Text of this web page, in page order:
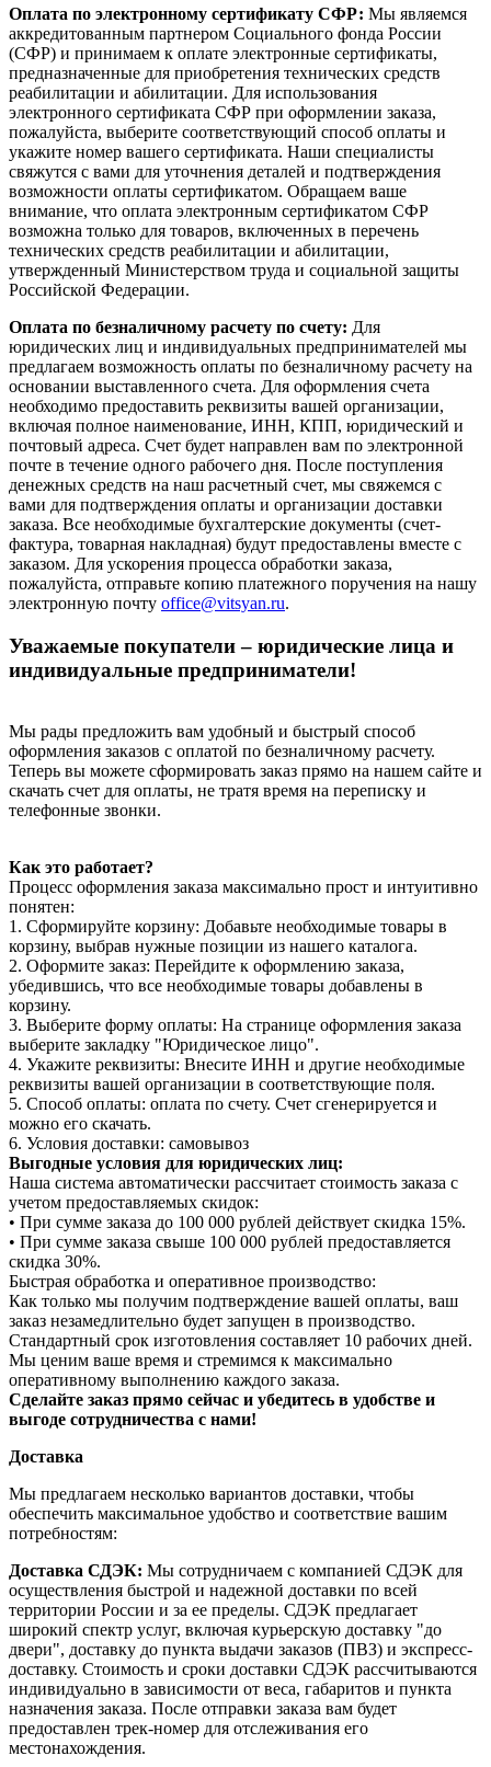
Оплата по электронному сертификату СФР: Мы являемся
аккредитованным партнером Социального фонда России
(СФР) и принимаем к оплате электронные сертификаты,
предназначенные для приобретения технических средств
реабилитации и абилитации. Для использования
электронного сертификата СФР при оформлении заказа,
пожалуйста, выберите соответствующий способ оплаты и
укажите номер вашего сертификата. Наши специалисты
свяжутся с вами для уточнения деталей и подтверждения
возможности оплаты сертификатом. Обращаем ваше
внимание, что оплата электронным сертификатом СФР
возможна только для товаров, включенных в перечень
технических средств реабилитации и абилитации,
утвержденный Министерством труда и социальной защиты
Российской Федерации.
Оплата по безналичному расчету по счету: Для
юридических лиц и индивидуальных предпринимателей мы
предлагаем возможность оплаты по безналичному расчету на
основании выставленного счета. Для оформления счета
необходимо предоставить реквизиты вашей организации,
включая полное наименование, ИНН, КПП, юридический и
почтовый адреса. Счет будет направлен вам по электронной
почте в течение одного рабочего дня. После поступления
денежных средств на наш расчетный счет, мы свяжемся с
вами для подтверждения оплаты и организации доставки
заказа. Все необходимые бухгалтерские документы (счет-
фактура, товарная накладная) будут предоставлены вместе с
заказом. Для ускорения процесса обработки заказа,
пожалуйста, отправьте копию платежного поручения на нашу
электронную почту office@vitsyan.ru.
Уважаемые покупатели – юридические лица и
индивидуальные предприниматели!
Мы рады предложить вам удобный и быстрый способ
оформления заказов с оплатой по безналичному расчету.
Теперь вы можете сформировать заказ прямо на нашем сайте и
скачать счет для оплаты, не тратя время на переписку и
телефонные звонки.
Как это работает?
Процесс оформления заказа максимально прост и интуитивно
понятен:
1. Сформируйте корзину: Добавьте необходимые товары в
корзину, выбрав нужные позиции из нашего каталога.
2. Оформите заказ: Перейдите к оформлению заказа,
убедившись, что все необходимые товары добавлены в
корзину.
3. Выберите форму оплаты: На странице оформления заказа
выберите закладку "Юридическое лицо".
4. Укажите реквизиты: Внесите ИНН и другие необходимые
реквизиты вашей организации в соответствующие поля.
5. Способ оплаты: оплата по счету. Счет сгенерируется и
можно его скачать.
6. Условия доставки: самовывоз
Выгодные условия для юридических лиц:
Наша система автоматически рассчитает стоимость заказа с
учетом предоставляемых скидок:
• При сумме заказа до 100 000 рублей действует скидка 15%.
• При сумме заказа свыше 100 000 рублей предоставляется
скидка 30%.
Быстрая обработка и оперативное производство:
Как только мы получим подтверждение вашей оплаты, ваш
заказ незамедлительно будет запущен в производство.
Стандартный срок изготовления составляет 10 рабочих дней.
Мы ценим ваше время и стремимся к максимально
оперативному выполнению каждого заказа.
Сделайте заказ прямо сейчас и убедитесь в удобстве и
выгоде сотрудничества с нами!
Доставка
Мы предлагаем несколько вариантов доставки, чтобы
обеспечить максимальное удобство и соответствие вашим
потребностям:
Доставка СДЭК: Мы сотрудничаем с компанией СДЭК для
осуществления быстрой и надежной доставки по всей
территории России и за ее пределы. СДЭК предлагает
широкий спектр услуг, включая курьерскую доставку "до
двери", доставку до пункта выдачи заказов (ПВЗ) и экспресс-
доставку. Стоимость и сроки доставки СДЭК рассчитываются
индивидуально в зависимости от веса, габаритов и пункта
назначения заказа. После отправки заказа вам будет
предоставлен трек-номер для отслеживания его
местонахождения.